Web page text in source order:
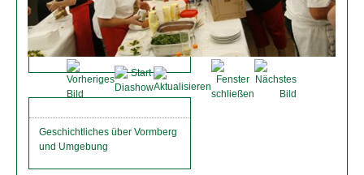
Vorstandschaft
Satzung Förderverein
Chronik Förderverein
Geschichtliches über Vormberg
und Umgebung